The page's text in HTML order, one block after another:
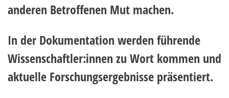
anderen Betroffenen Mut machen.
In der Dokumentation werden führende
Wissenschaftler:innen zu Wort kommen und
aktuelle Forschungsergebnisse präsentiert.